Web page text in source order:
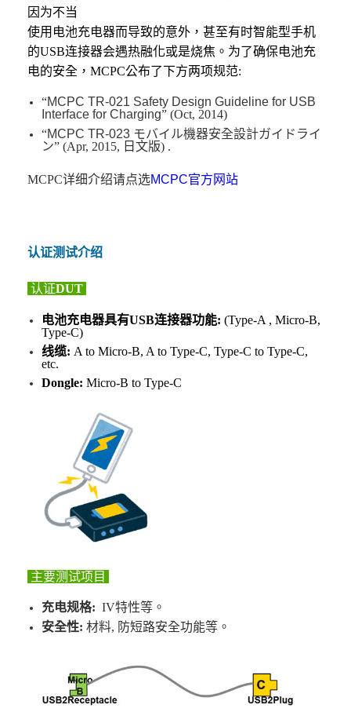
因为不当
使用电池充电器而导致的意外，甚至有时智能型手机
的USB连接器会遇热融化或是烧焦。为了确保电池充
电的安全， MCPC公布了下方两项规范:
“MCPC TR-021 Safety Design Guideline for USB
Interface for Charging” (Oct, 2014)
“MCPC TR-023 モバイル機器安全設計ガイドライ
ン” (Apr, 2015, 日文版) .
MCPC详细介绍请点选MCPC官方网站
认证测试介绍
认证DUT
电池充电器具有USB连接器功能: (Type-A , Micro-B,
Type-C)
线缆: A to Micro-B, A to Type-C, Type-C to Type-C,
etc.
Dongle: Micro-B to Type-C
主要测试项目
充电规格: IV特性等。
安全性: 材料, 防短路安全功能等 。​